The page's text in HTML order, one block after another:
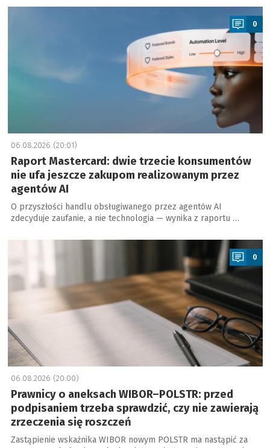
a
0
06.08.2026 (20:01)
Raport Mastercard: dwie trzecie konsumentów
nie ufa jeszcze zakupom realizowanym przez
agentów AI
O przyszłości handlu obsługiwanego przez agentów AI
zdecyduje zaufanie, a nie technologia — wynika z raportu …
a
0
06.08.2026 (20:00)
Prawnicy o aneksach WIBOR–POLSTR: przed
podpisaniem trzeba sprawdzić, czy nie zawierają
zrzeczenia się roszczeń
Zastąpienie wskaźnika WIBOR nowym POLSTR ma nastąpić za